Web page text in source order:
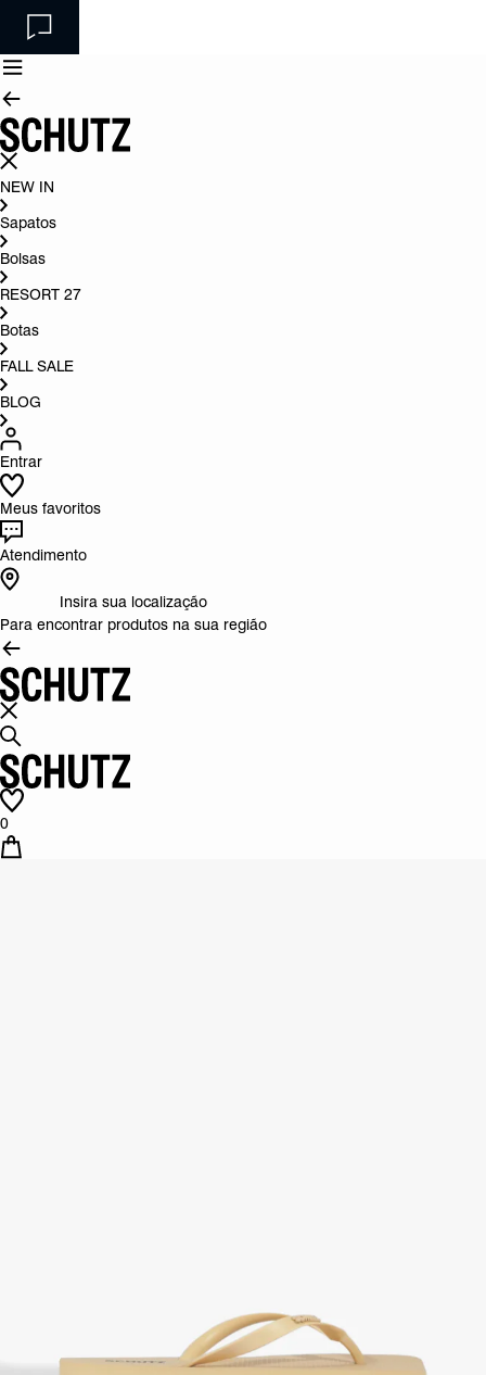
NEW IN
Sapatos
Bolsas
RESORT 27
Botas
FALL SALE
BLOG
Entrar
Meus favoritos
Atendimento
Insira sua localização
Para encontrar produtos na sua região
0